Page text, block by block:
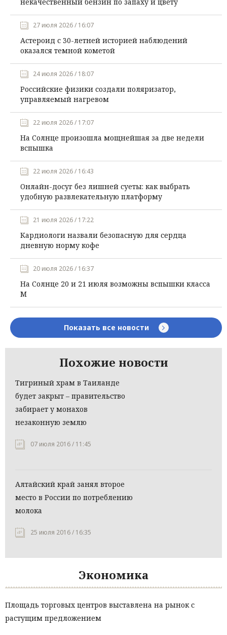
27 июля 2026 / 16:07
Астероид с 30-летней историей наблюдений
оказался темной кометой
24 июля 2026 / 18:07
Российские физики создали поляризатор,
управляемый нагревом
22 июля 2026 / 17:07
На Солнце произошла мощнейшая за две недели
вспышка
22 июля 2026 / 16:43
Онлайн-досуг без лишней суеты: как выбрать
удобную развлекательную платформу
21 июля 2026 / 17:22
Кардиологи назвали безопасную для сердца
дневную норму кофе
20 июля 2026 / 16:37
На Солнце 20 и 21 июля возможны вспышки класса
М
Показать все новости
Похожие новости
Тигриный храм в Таиланде
будет закрыт – правительство
забирает у монахов
незаконную землю
07 июля 2016 / 11:45
Алтайский край занял второе
место в России по потреблению
молока
25 июля 2016 / 16:35
Экономика
Площадь торговых центров выставлена на рынок с
растущим предложением